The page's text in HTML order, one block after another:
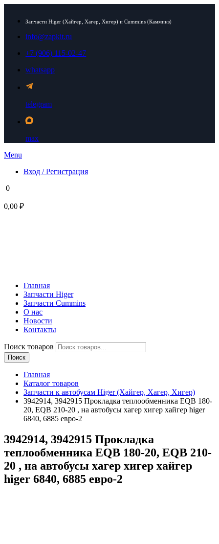
Запчасти Higer (Хайгер, Хагер, Хигер) и Cummins (Камминз)
info@zapkit.ru
+7 (906) 115-02-47
whatsapp
telegram
max
Menu
Вход / Регистрация
0
0,00 ₽
Главная
Запчасти Higer
Запчасти Cummins
О нас
Новости
Контакты
Поиск товаров
Поиск
Главная
Каталог товаров
Запчасти к автобусам Higer (Хайгер, Хагер, Хигер)
3942914, 3942915 Прокладка теплообменника EQB 180-
20, EQB 210-20 , на автобусы хагер хигер хайгер higer
6840, 6885 евро-2
3942914, 3942915 Прокладка
теплообменника EQB 180-20, EQB 210-
20 , на автобусы хагер хигер хайгер
higer 6840, 6885 евро-2